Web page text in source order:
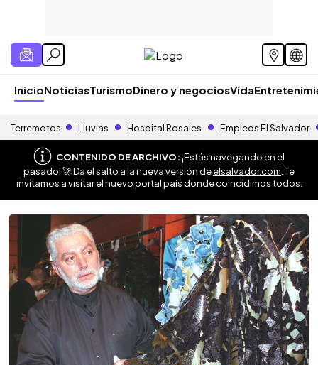
InicioNoticiasTurismoDinero y negociosVida
Terremotos Lluvias Hospital Rosales Empleos El Salvador
CONTENIDO DE ARCHIVO:¡Estás navegando en el
pasado! 🚀 Da el salto a la nueva versión deelsalvador.com . Te
invitamos a visitar el nuevo portal país donde coincidimos todos.